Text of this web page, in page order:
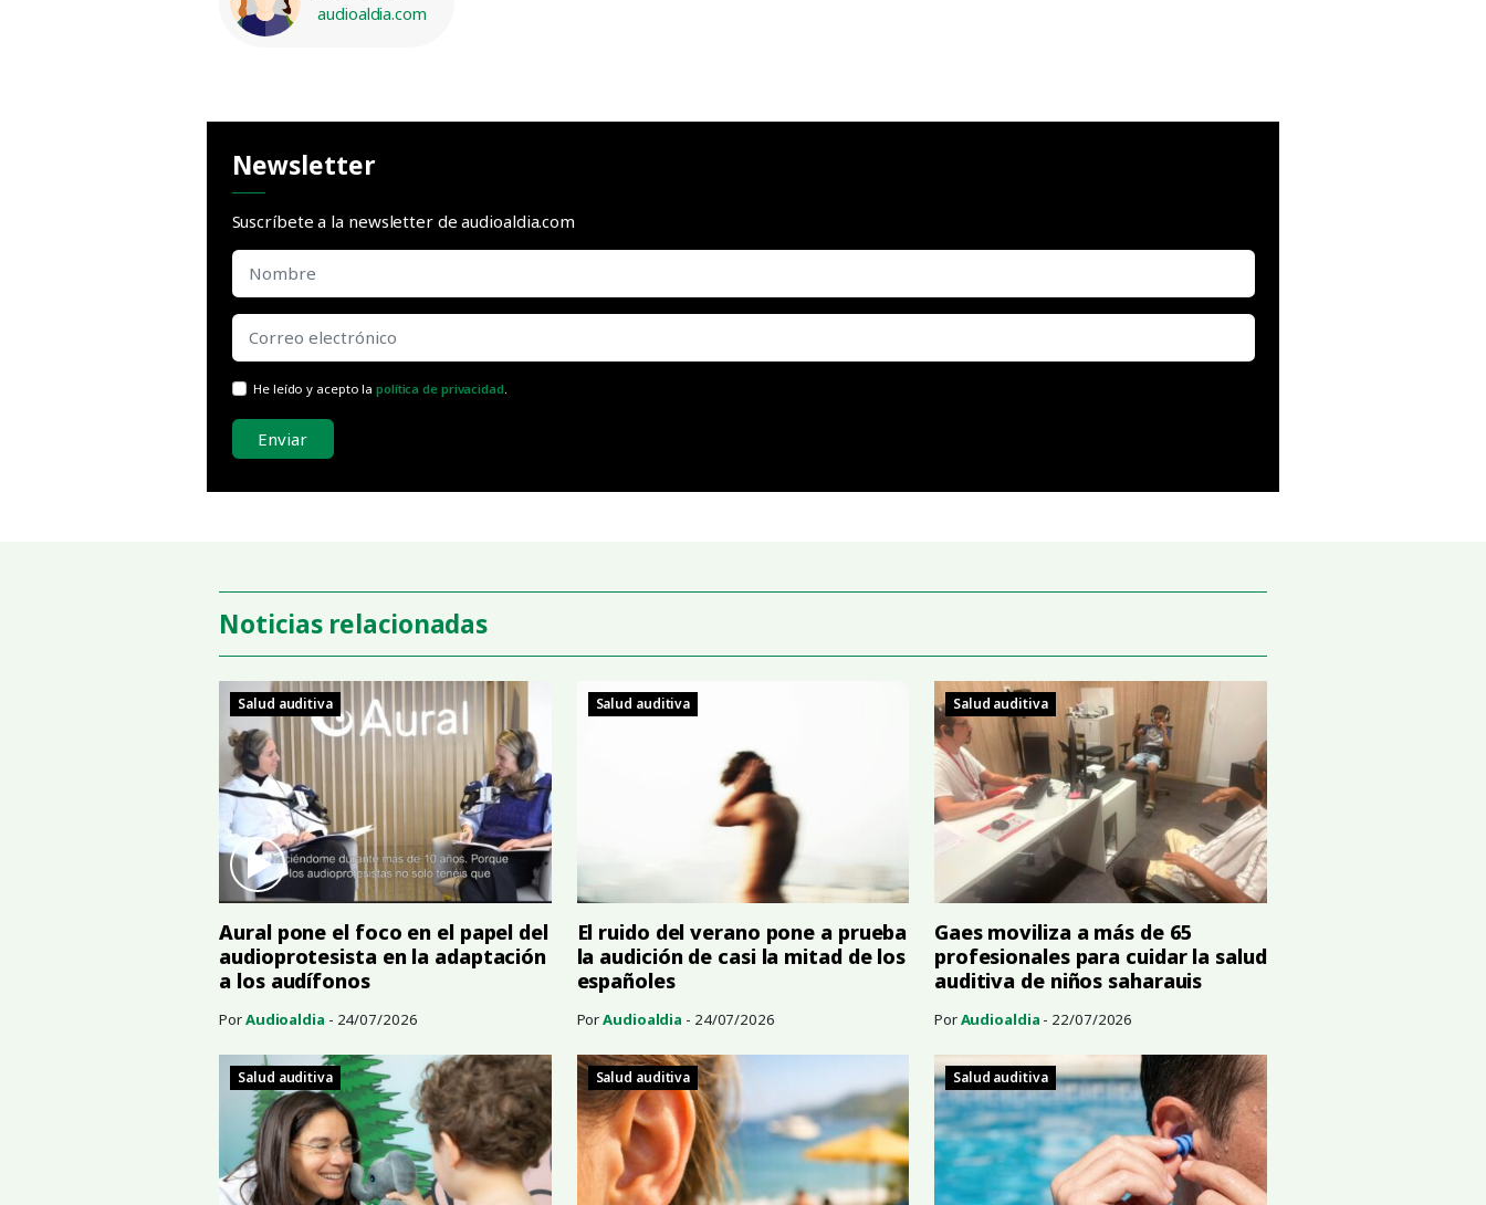
audioaldia.com
Newsletter
Suscríbete a la newsletter de audioaldia.com
He leído y acepto lapolítica de privacidad
Enviar
Noticias relacionadas
Salud auditiva
Aural pone el foco en el papel del
audioprotesista en la adaptación
a los audífonos
PorAudioaldia - 24/07/2026
Salud auditiva
El ruido del verano pone a prueba
la audición de casi la mitad de los
españoles
PorAudioaldia - 24/07/2026
Salud auditiva
Gaes moviliza a más de 65
profesionales para cuidar la salud
auditiva de niños saharauis
PorAudioaldia - 22/07/2026
Salud auditiva Salud auditiva Salud auditiva